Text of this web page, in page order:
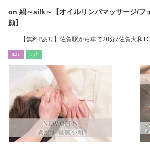
on 絹～silk～【オイルリンパマッサージ/フ
顔】
【無料Pあり】佐賀駅から車で20分/佐賀大和
ｴｽﾃ ﾘﾗｸ